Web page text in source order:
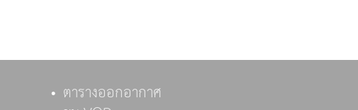
ตารางออกอากาศ